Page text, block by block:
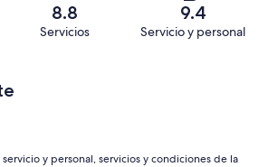
8.8
Servicios
9.4
Servicio y personal
servicio y personal, servicios y condiciones de la